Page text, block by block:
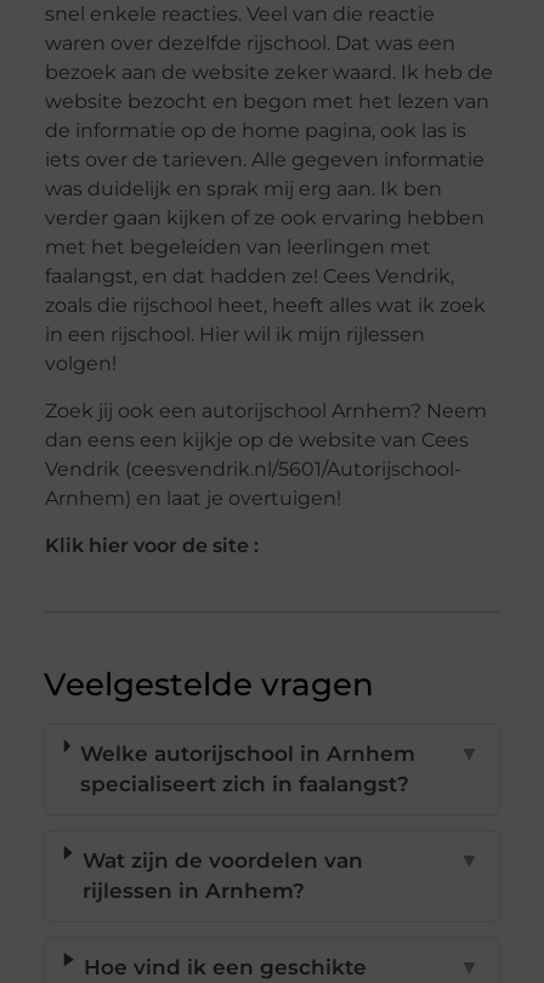
snel enkele reacties. Veel van die reactie
waren over dezelfde rijschool. Dat was een
bezoek aan de website zeker waard. Ik heb de
website bezocht en begon met het lezen van
de informatie op de home pagina, ook las is
iets over de tarieven. Alle gegeven informatie
was duidelijk en sprak mij erg aan. Ik ben
verder gaan kijken of ze ook ervaring hebben
met het begeleiden van leerlingen met
faalangst, en dat hadden ze! Cees Vendrik,
zoals die rijschool heet, heeft alles wat ik zoek
in een rijschool. Hier wil ik mijn rijlessen
volgen!
Zoek jij ook een autorijschool Arnhem? Neem
dan eens een kijkje op de website van Cees
Vendrik (ceesvendrik.nl/5601/Autorijschool-
Arnhem) en laat je overtuigen!
Klik hier voor de site :
Veelgestelde vragen
Welke autorijschool in Arnhem
specialiseert zich in faalangst?
▼
Wat zijn de voordelen van
rijlessen in Arnhem?
▼
Hoe vind ik een geschikte
▼